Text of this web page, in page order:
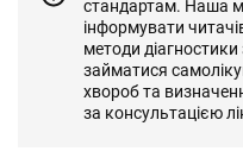
стандартам. Наша
інформувати
методи
займатися
хвороб та
за консультацією